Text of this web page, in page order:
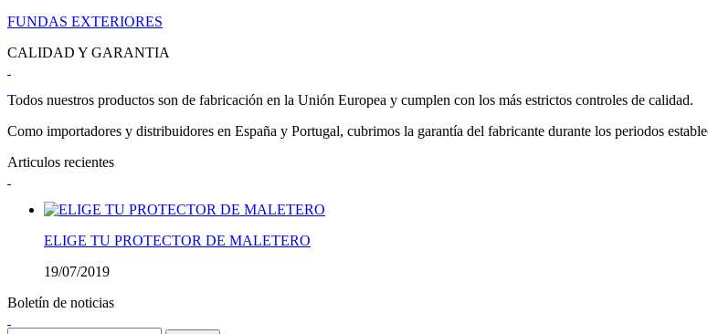
FUNDAS EXTERIORES
CALIDAD Y GARANTIA
Todos nuestros productos son de fabricación en la Unión Europea y cumplen con los más estrictos controles de calidad.
Como importadores y distribuidores en España y Portugal, cubrimos la garantía del fabricante durante los periodos
Articulos recientes
ELIGE TU PROTECTOR DE MALETERO
19/07/2019
Boletín de noticias